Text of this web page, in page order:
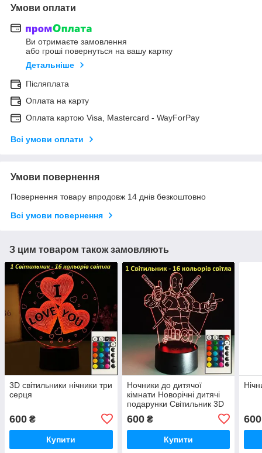
Умови оплати
Ви отримаєте замовлення
або гроші повернуться на вашу картку
Детальніше
Післяплата
Оплата на карту
Оплата картою Visa, Mastercard - WayForPay
Всі умови оплати
Умови повернення
Повернення товару впродовж 14 днів безкоштовно
Всі умови повернення
З цим товаром також замовляють
3D світильники нічники три
серця
600 ₴
Купити
Ночники до дитячої
кімнати Новорічні дитячі
подарунки Світильник 3D
600₴
Купити
600